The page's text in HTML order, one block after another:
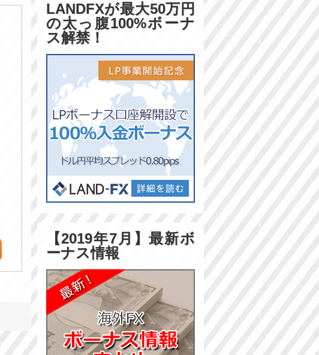
LANDFXが最大50万円
の太っ腹100%ボーナ
ス解禁！
【2019年7月】最新ボ
ーナス情報